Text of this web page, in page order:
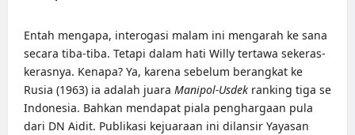
Entah mengapa, interogasi malam ini mengarah ke sana
secara tiba-tiba. Tetapi dalam hati Willy tertawa sekeras-
kerasnya. Kenapa? Ya, karena sebelum berangkat ke
Rusia (1963) ia adalah juara Manipol-Usdek ranking tiga se
Indonesia. Bahkan mendapat piala penghargaan pula
dari DN Aidit. Publikasi kejuaraan ini dilansir Yayasan